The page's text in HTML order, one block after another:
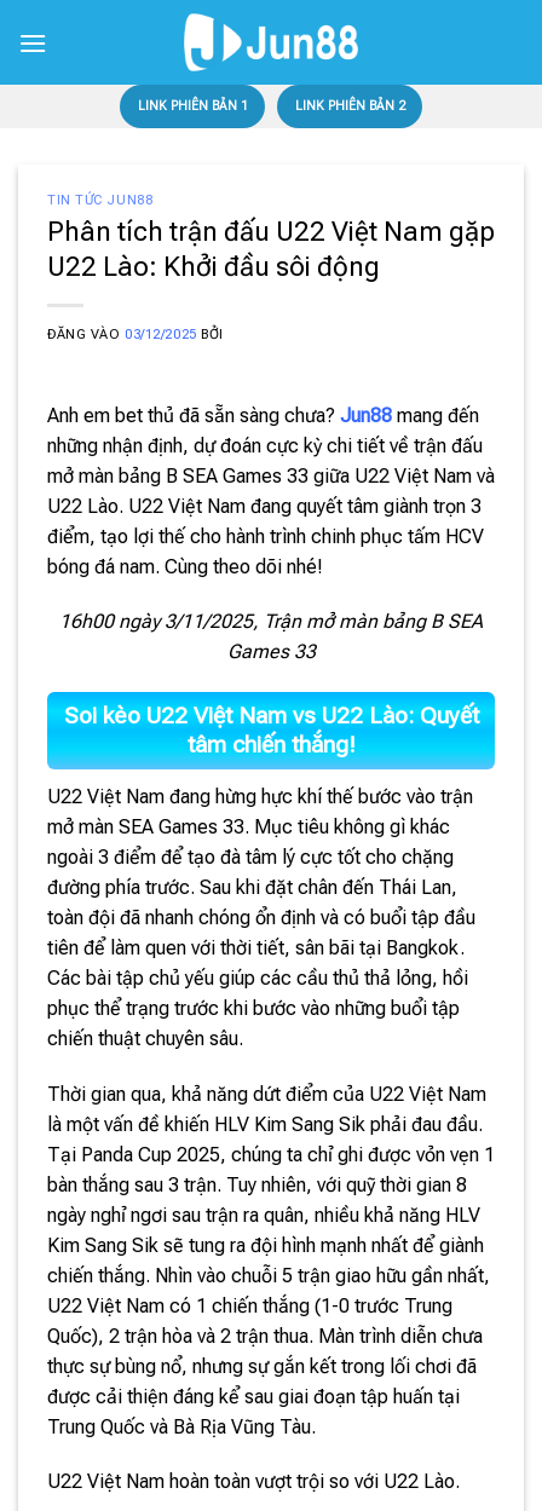
qua
LINK PHIÊN BẢN 1 LINK PHIÊN BẢN 2
TIN TỨC JUN88
Phân tích trận đấu U22 Việt Nam gặp
U22 Lào: Khởi đầu sôi động
ĐĂNG VÀO 03/12/2025 BỞI
Anh em bet thủ đã sẵn sàng chưa? Jun88 mang đến
những nhận định, dự đoán cực kỳ chi tiết về trận đấu
mở màn bảng B SEA Games 33 giữa U22 Việt Nam và
U22 Lào. U22 Việt Nam đang quyết tâm giành trọn 3
điểm, tạo lợi thế cho hành trình chinh phục tấm HCV
bóng đá nam. Cùng theo dõi nhé!
16h00 ngày 3/11/2025, Trận mở màn bảng B SEA
Games 33
Soi kèo U22 Việt Nam vs U22 Lào: Quyết
tâm chiến thắng!
U22 Việt Nam đang hừng hực khí thế bước vào trận
mở màn SEA Games 33. Mục tiêu không gì khác
ngoài 3 điểm để tạo đà tâm lý cực tốt cho chặng
đường phía trước. Sau khi đặt chân đến Thái Lan,
toàn đội đã nhanh chóng ổn định và có buổi tập đầu
tiên để làm quen với thời tiết, sân bãi tại Bangkok.
Các bài tập chủ yếu giúp các cầu thủ thả lỏng, hồi
phục thể trạng trước khi bước vào những buổi tập
chiến thuật chuyên sâu.
Thời gian qua, khả năng dứt điểm của U22 Việt Nam
là một vấn đề khiến HLV Kim Sang Sik phải đau đầu.
Tại Panda Cup 2025, chúng ta chỉ ghi được vỏn vẹn 1
bàn thắng sau 3 trận. Tuy nhiên, với quỹ thời gian 8
ngày nghỉ ngơi sau trận ra quân, nhiều khả năng HLV
Kim Sang Sik sẽ tung ra đội hình mạnh nhất để giành
chiến thắng. Nhìn vào chuỗi 5 trận giao hữu gần nhất,
U22 Việt Nam có 1 chiến thắng (1-0 trước Trung
Quốc), 2 trận hòa và 2 trận thua. Màn trình diễn chưa
thực sự bùng nổ, nhưng sự gắn kết trong lối chơi đã
được cải thiện đáng kể sau giai đoạn tập huấn tại
Trung Quốc và Bà Rịa Vũng Tàu.
U22 Việt Nam hoàn toàn vượt trội so với U22 Lào.